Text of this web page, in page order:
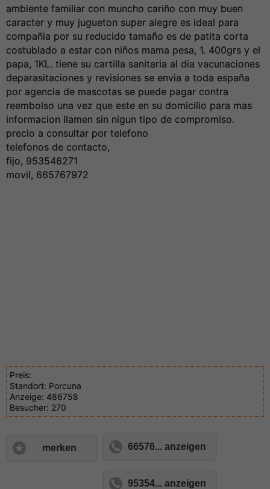
ambiente familiar con muncho cariño con muy buen
caracter y muy jugueton super alegre es ideal para
compañia por su reducido tamaño es de patita corta
costublado a estar con niños mama pesa, 1. 400grs y el
papa, 1KL. tiene su cartilla sanitaria al dia vacunaciones
deparasitaciones y revisiones se envia a toda españa
por agencia de mascotas se puede pagar contra
reembolso una vez que este en su domicilio para mas
informacion llamen sin nigun tipo de compromiso.
precio a consultar por telefono
telefonos de contacto,
fijo, 953546271
movil, 665767972
Preis:
Standort: Porcuna
Anzeige: 486758
Besucher: 270
merken 66576... anzeigen
95354... anzeigen